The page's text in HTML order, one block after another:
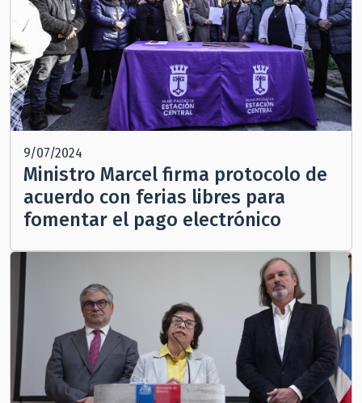
9/07/2024
Ministro Marcel firma protocolo de
acuerdo con ferias libres para
fomentar el pago electrónico